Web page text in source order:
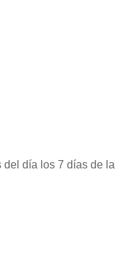
del día los 7 días de la